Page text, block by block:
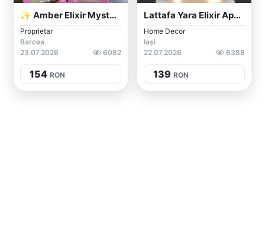
✨ Amber Elixir Mystery ✨
Proprietar
Barcea
23.07.2026
6082
154 RON
Lattafa Yara Elixir Apa De Parfum De Dam...
Home Decor
Iași
22.07.2026
6388
139 RON